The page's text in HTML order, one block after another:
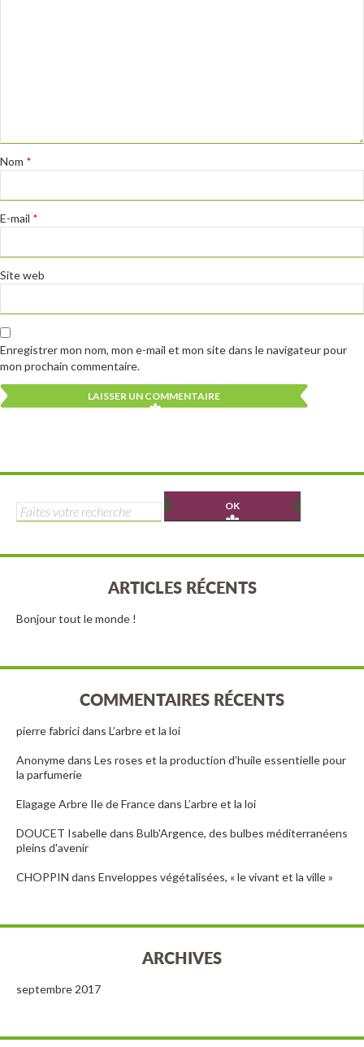
Nom *
E-mail *
Site web
Enregistrer mon nom, mon e-mail et mon site dans le navigateur pour
mon prochain commentaire.
Rechercher :
ARTICLES RÉCENTS
Bonjour tout le monde !
COMMENTAIRES RÉCENTS
pierre fabricidans L’arbre et la loi
Anonymedans Les roses et la production d’huile essentielle pour
la parfumerie
Elagage Arbre Ile de Francedans L’arbre et la loi
DOUCET Isabelledans Bulb'Argence, des bulbes méditerranéens
pleins d'avenir
CHOPPIN dans Enveloppes végétalisées, « le vivant et la ville »
ARCHIVES
septembre 2017